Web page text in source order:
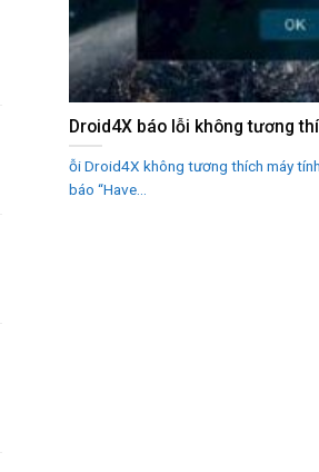
Droid4X báo lỗi không tương
ỗi Droid4X không tương thích máy
báo “Have...